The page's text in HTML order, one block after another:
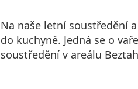
Na naše letní soustředění
do kuchyně. Jedná se o
soustředění v areálu